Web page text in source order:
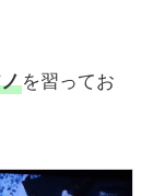
を習ってお